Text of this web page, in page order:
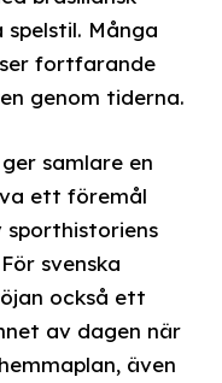
Många
fortfarande
genom tiderna.
samlare en
ett föremål
sporthistoriens
svenska
också ett
av dagen när
även